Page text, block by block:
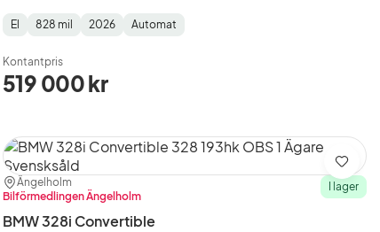
Fuel
El
Mätarställning:
828 mil
Model
2026
Gearbox
Automat
Kontantpris
519 000 kr
Plats:
Ängelholm
Återförsäljare:
Bilförmedlingen Ängelholm
I lager
BMW 328i Convertible
Spara